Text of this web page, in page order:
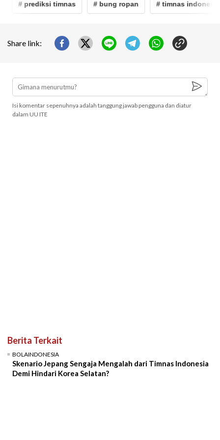
# prediksi timnas # bung ropan # timnas indonesia
Share link:
Isi komentar sepenuhnya adalah tanggung jawab pengguna dan diatur
dalam UU ITE
Berita Terkait
BOLAINDONESIA
Skenario Jepang Sengaja Mengalah dari Timnas Indonesia
Demi Hindari Korea Selatan?